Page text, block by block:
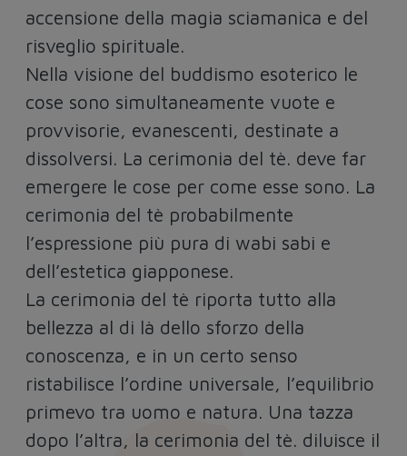
accensione della magia sciamanica e del
risveglio spirituale.
Nella visione del buddismo esoterico le
cose sono simultaneamente vuote e
provvisorie, evanescenti, destinate a
dissolversi. La cerimonia del tè. deve far
emergere le cose per come esse sono. La
cerimonia del tè probabilmente
l’espressione più pura di wabi sabi e
dell’estetica giapponese.
La cerimonia del tè riporta tutto alla
bellezza al di là dello sforzo della
conoscenza, e in un certo senso
ristabilisce l’ordine universale, l’equilibrio
primevo tra uomo e natura. Una tazza
dopo l’altra, la cerimonia del tè. diluisce il